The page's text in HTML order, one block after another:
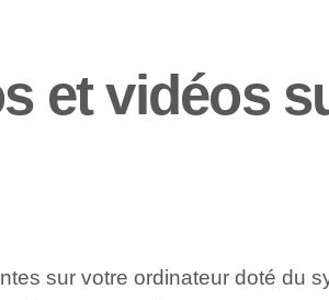
et vidéos
sur votre ordinateur doté du